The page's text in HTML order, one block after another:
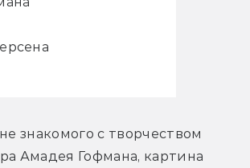
знакомого с творчеством
Амадея Гофмана, картина